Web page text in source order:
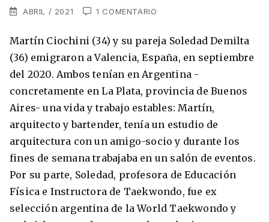
Los países que más innovan en el campo
digital
Romina Guzman 24/11/2021
Japón
Oceanía
Australia
Nueva Zelanda
América
Brasil
Estudia un Máster de Marketing en Madrid
Estudia Inglés frente al Mediterráneo
Suscríbete a nuestro
newsletter
Recibe toda la info que necesitas para
vivir afuera.
He leído y acepto los Términos y
Condiciones
ENVIAR
ABRIL / 2021 1 COMENTARIO
Martín Ciochini (34) y su pareja Soledad Demilta
(36) emigraron a Valencia, España, en septiembre
del 2020. Ambos tenían en Argentina -
concretamente en La Plata, provincia de Buenos
Aires- una vida y trabajo estables: Martín,
arquitecto y bartender, tenía un estudio de
arquitectura con un amigo-socio y durante los
fines de semana trabajaba en un salón de eventos.
Por su parte, Soledad, profesora de Educación
Física e Instructora de Taekwondo, fue ex
selección argentina de la World Taekwondo y